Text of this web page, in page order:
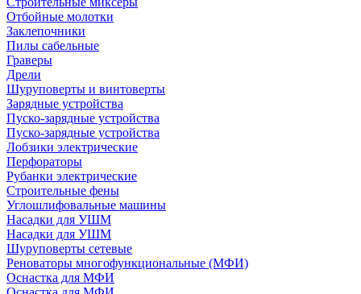
Отбойные молотки
Заклепочники
Пилы сабельные
Граверы
Дрели
Шуруповерты и винтоверты
Зарядные устройства
Пуско-зарядные устройства
Пуско-зарядные устройства
Лобзики электрические
Перфораторы
Рубанки электрические
Строительные фены
Углошлифовальные машины
Насадки для УШМ
Насадки для УШМ
Шуруповерты сетевые
Реноваторы многофункциональные (МФИ)
Оснастка для МФИ